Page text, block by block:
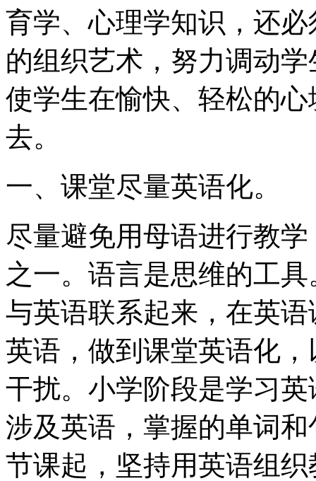
育学、心理学知识，还
的组织艺术，努力调动
使学生在愉快、轻松的
去。
一、课堂尽量英语化。
尽量避免用母语进行教
之一。语言是思维的工
与英语联系起来，在英
英语，做到课堂英语化
干扰。小学阶段是学习
涉及英语，掌握的单词
节课起，坚持用英语组